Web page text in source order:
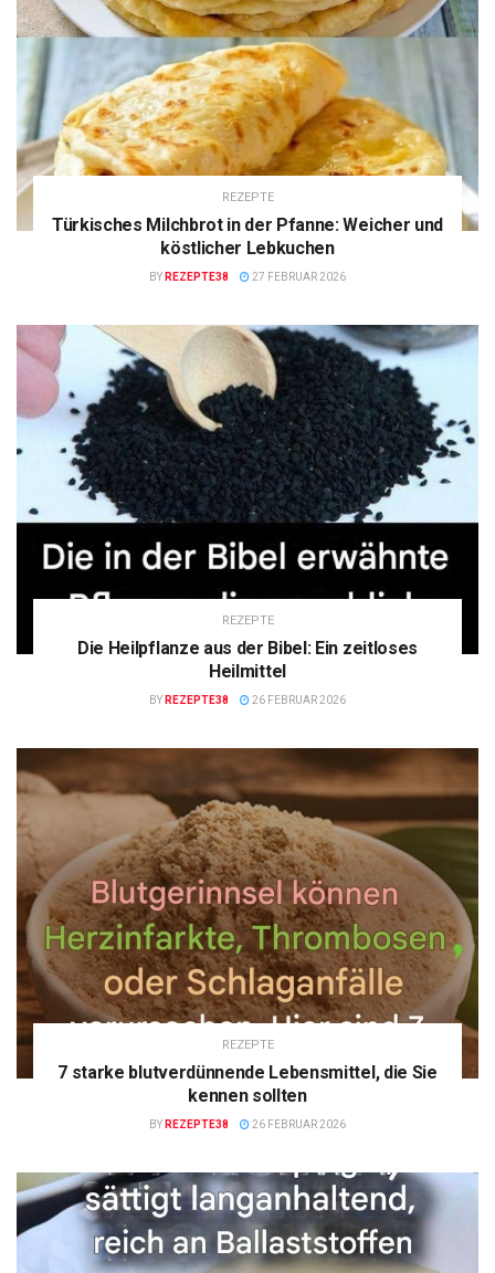
REZEPTE
Türkisches Milchbrot in der Pfanne: Weicher und
köstlicher Lebkuchen
BY REZEPTE38 27 FEBRUAR 2026
REZEPTE
Die Heilpflanze aus der Bibel: Ein zeitloses
Heilmittel
BY REZEPTE38 26 FEBRUAR 2026
REZEPTE
7 starke blutverdünnende Lebensmittel, die Sie
kennen sollten
BY REZEPTE38 26 FEBRUAR 2026